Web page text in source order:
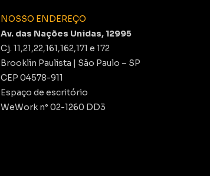
NOSSO ENDEREÇO
Av. das Nações Unidas, 12995
Cj. 11,21,22,161,162,171 e 172
Brooklin Paulista | São Paulo – SP
CEP 04578-911
Espaço de escritório
WeWork n° 02-1260 DD3